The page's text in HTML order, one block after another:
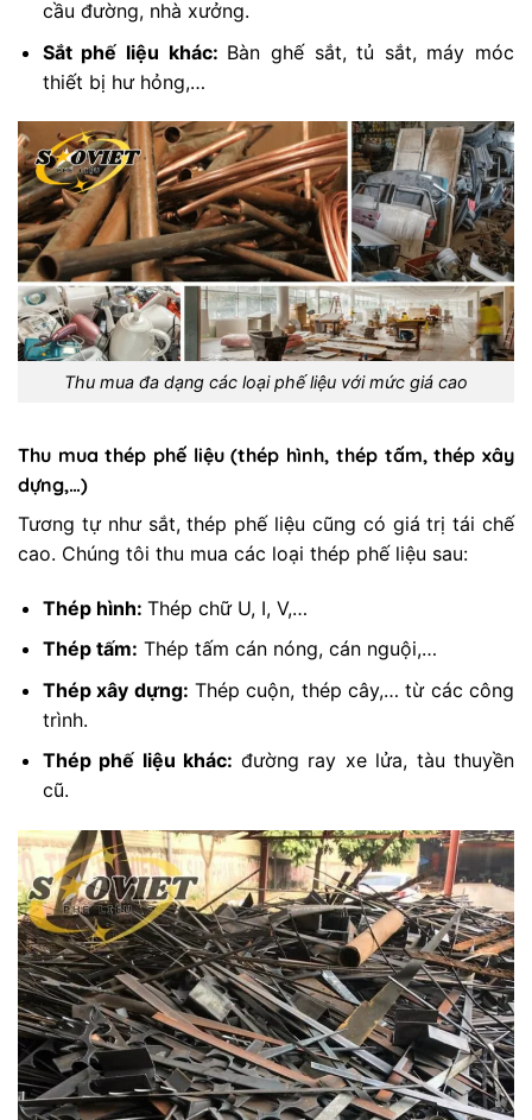
cầu đường, nhà xưởng.
Sắt phế liệu khác: Bàn ghế sắt, tủ sắt, máy móc
thiết bị hư hỏng,…
Thu mua đa dạng các loại phế liệu với mức giá cao
Thu mua thép phế liệu (thép hình, thép tấm, thép xây
dựng,…)
Tương tự như sắt, thép phế liệu cũng có giá trị tái chế
cao. Chúng tôi thu mua các loại thép phế liệu sau:
Thép hình: Thép chữ U, I, V,…
Thép tấm: Thép tấm cán nóng, cán nguội,…
Thép xây dựng: Thép cuộn, thép cây,… từ các công
trình.
Thép phế liệu khác: đường ray xe lửa, tàu thuyền
cũ.